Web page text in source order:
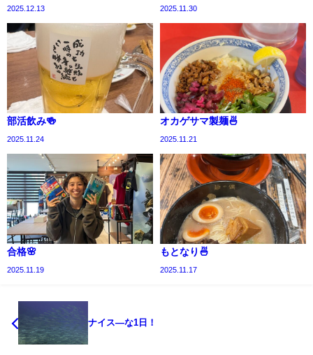
2025.12.13 2025.11.30
部活飲み🍻
2025.11.24
オカゲサマ製麺🍜
2025.11.21
合格🌸
2025.11.19
もとなり🍜
2025.11.17
ナイス―な1日！